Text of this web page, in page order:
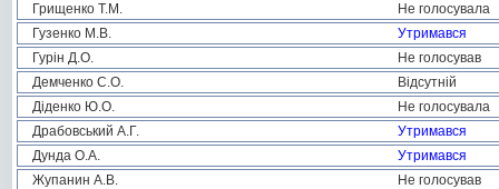
Грищенко Т.М.
Не голосувала
Гузенко М.В.
Утримався
Гурін Д.О.
Не голосував
Демченко С.О.
Відсутній
Діденко Ю.О.
Не голосувала
Драбовський А.Г.
Утримався
Дунда О.А.
Утримався
Жупанин А.В.
Не голосував